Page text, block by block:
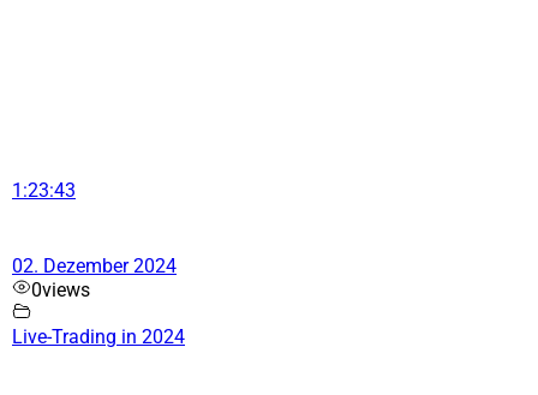
1:23:43
02. Dezember 2024
0views
Live-Trading in 2024